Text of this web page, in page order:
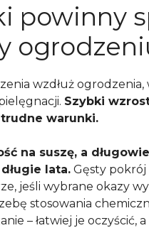
powinny
wzdłuż
Szybki
warunki.
na suszę, a
lata. Gęsty pokrój
jeśli wybrane okazy
stosowania
– łatwiej je oczyścić,